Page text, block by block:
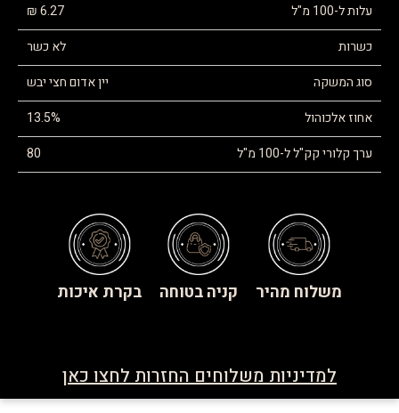
עלות ל-100 מ"ל
6.27 ₪
כשרות
לא כשר
סוג המשקה
יין אדום חצי יבש
אחוז אלכוהול
13.5%
ערך קלורי קק"ל ל-100 מ"ל
80
משלוח מהיר קניה בטוחה בקרת איכות
למדיניות משלוחים החזרות לחצו כאן